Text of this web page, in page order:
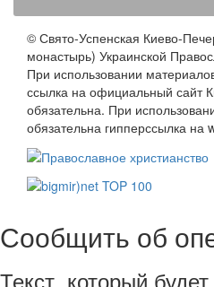
© Свято-Успенская Киево-
монастырь) Украинской
При использовании
ссылка на официальный сайт
обязательна. При
обязательна гипперссылка на
Сообщить об
Текст, который